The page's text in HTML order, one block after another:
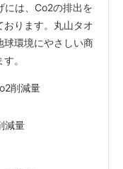
には、Co2の排出を
ります。丸山タオ
球環境にやさしい商
。